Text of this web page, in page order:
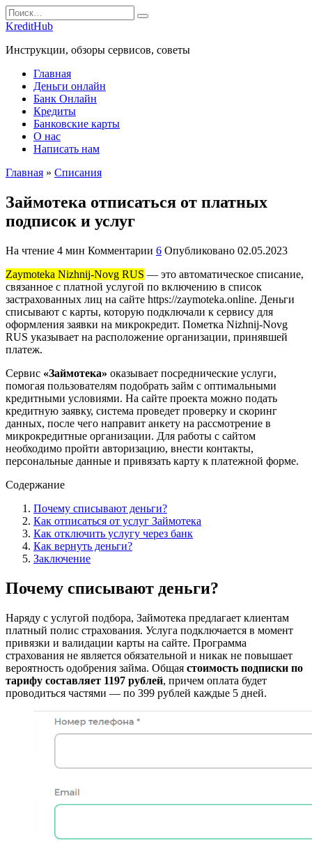
Перейти
к
Search
for:
KreditHub
Инструкции, обзоры сервисов, советы
Главная
Деньги онлайн
Банк Онлайн
Кредиты
Банковские карты
О нас
Написать нам
Главная » Списания
Займотека отписаться от платных
подписок и услуг
На чтение 4 мин Комментарии 6 Опубликовано 02.05.2023
Zaymoteka Nizhnij-Novg RUS — это автоматическое списание,
связанное с платной услугой по включению в список
застрахованных лиц на сайте https://zaymoteka.online. Деньги
списывают с карты, которую подключали к сервису для
оформления заявки на микрокредит. Пометка Nizhnij-Novg
RUS указывает на расположение организации, принявшей
платеж.
Сервис «Займотека» оказывает посреднические услуги,
помогая пользователям подобрать займ с оптимальными
кредитными условиями. На сайте проекта можно подать
кредитную заявку, система проведет проверку и скоринг
данных, после чего направит анкету на рассмотрение в
микрокредитные организации. Для работы с сайтом
необходимо пройти авторизацию, внести контакты,
персональные данные и привязать карту к платежной форме.
Содержание
Почему списывают деньги?
Как отписаться от услуг Займотека
Как отключить услугу через банк
Как вернуть деньги?
Заключение
Почему списывают деньги?
Наряду с услугой подбора, Займотека предлагает клиентам
платный полис страхования. Услуга подключается в момент
привязки и валидации карты на сайте. Программа
страхования не является обязательной и никак не повышает
вероятность одобрения займа. Общая стоимость подписки по
тарифу составляет 1197 рублей, причем оплата будет
проводиться частями — по 399 рублей каждые 5 дней.